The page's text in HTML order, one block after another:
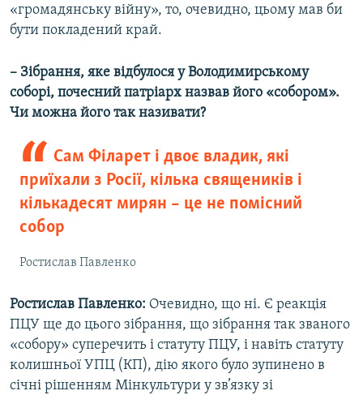
«громадянську війну», то, очевидно, цьому мав би
бути покладений край.
– Зібрання, яке відбулося у Володимирському
соборі, почесний патріарх назвав його «собором».
Чи можна його так називати?
Сам Філарет і двоє владик, які
приїхали з Росії, кілька священиків і
кількадесят мирян – це не помісний
собор
Ростислав Павленко
Ростислав Павленко: Очевидно, що ні. Є реакція
ПЦУ ще до цього зібрання, що зібрання так званого
«собору» суперечить і статуту ПЦУ, і навіть статуту
колишньої УПЦ (КП), дію якого було зупинено в
січні рішенням Мінкультури у зв’язку зі